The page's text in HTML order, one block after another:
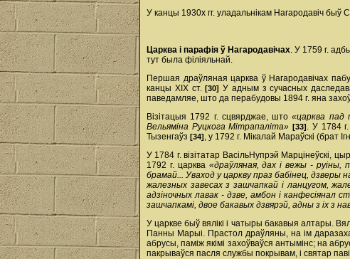
У канцы 1930­х гг. уладальнікам Нагародавіч быў
Царква і парафія ў Нагародавічах. У 1759 г.
тут была філіяльнай.
Першая драўляная царква ў Нагародавічах
канцы XІX ст.[30] У адным з сучасных
паведамляе, што да перабудовы 1894 г. яна
Візітацыя 1792 г. сцвярджае, што«царква пад
Вельяміна Руцкога Мітрапаліта» [33]. У 1784 г.
Тызенгаўз [34], у 1792 г. Мікалай Мараўскі (брат
У 1784 г. візітатар Васіль­Нупрэй Марцінеўскі,
1792 г. царква «драўляная, дах і вежы - руіны,
брамай... Уваход у царкву праз бабінец, дзверы
жалезных завесах з зашчапкай і ланцугом,
адзіночных лавак - дзве, амбон і
зашчапкамі, двое бакавых дзвярэй, адны з іх з
У царкве быў вялікі і чатыры бакавыя алтары.
Панны Марыі. Прастол драўляны, на ім
абрусы, паміж якімі захоўваўся антымінс; на
пакрываўся пасля службы покрывам, і святар